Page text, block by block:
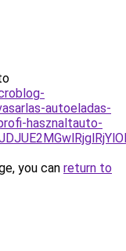
autoeladas-
hasznaltauto-
you can return to